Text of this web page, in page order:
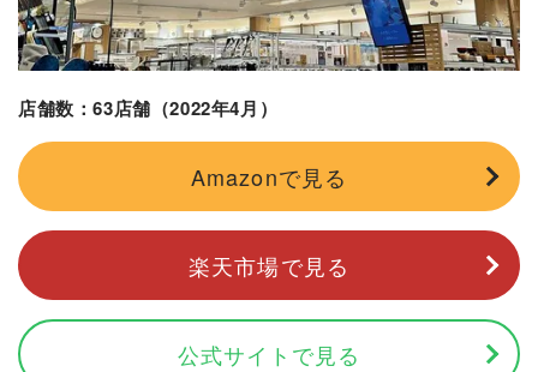
店舗数：63店舗（2022年4月）
Amazonで見る
楽天市場で見る
公式サイトで見る